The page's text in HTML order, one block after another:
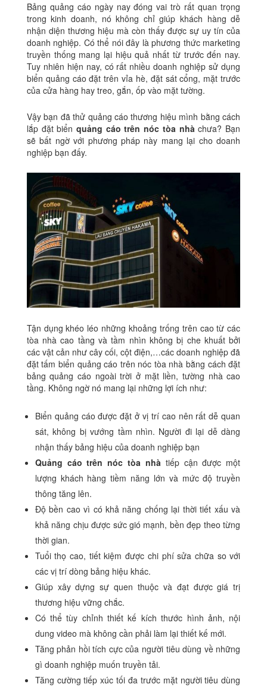
Bảng quảng cáo ngày nay đóng vai trò rất quan trọng
trong kinh doanh, nó không chỉ giúp khách hàng dễ
nhận diện thương hiệu mà còn thấy được sự uy tín của
doanh nghiệp. Có thể nói đây là phương thức marketing
truyền thống mang lại hiệu quả nhất từ trước đến nay.
Tuy nhiên hiện nay, có rất nhiều doanh nghiệp sử dụng
biển quảng cáo đặt trên vỉa hè, đặt sát cổng, mặt trước
của cửa hàng hay treo, gắn, ốp vào mặt tường.
Vậy bạn đã thử quảng cáo thương hiệu mình bằng cách
lắp đặt biểnquảng cáo trên nóc tòa nhàchưa? Bạn
sẽ bất ngờ với phương pháp này mang lại cho doanh
nghiệp bạn đấy.
Tận dụng khéo léo những khoảng trống trên cao từ các
tòa nhà cao tầng và tầm nhìn không bị che khuất bởi
các vật cản như cây cối, cột điện,…các doanh nghiệp đã
đặt tấm biển quảng cáo trên nóc tòa nhà bằng cách đặt
bảng quảng cáo ngoài trời ở mặt liền, tường nhà cao
tầng. Không ngờ nó mang lại những lợi ích như:
Biển quảng cáo được đặt ở vị trí cao nên rất dễ quan
sát, không bị vướng tầm nhìn. Người đi lại dễ dàng
nhận thấy bảng hiệu của doanh nghiệp bạn
Quảng cáo trên nóc tòa nhàtiếp cận được một
lượng khách hàng tiềm năng lớn và mức độ truyền
thông tăng lên.
Độ bền cao vì có khả năng chống lại thời tiết xấu và
khả năng chịu được sức gió mạnh, bền đẹp theo từng
thời gian.
Tuổi thọ cao, tiết kiệm được chi phí sửa chữa so với
các vị trí dòng bảng hiệu khác.
Giúp xây dựng sự quen thuộc và đạt được giá trị
thương hiệu vững chắc.
Có thể tùy chỉnh thiết kế kích thước hình ảnh, nội
dung video mà không cần phải làm lại thiết kế mới.
Tăng phản hồi tích cực của người tiêu dùng về những
gì doanh nghiệp muốn truyền tải.
Tăng cường tiếp xúc tối đa trước mặt người tiêu dùng